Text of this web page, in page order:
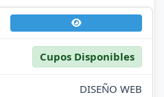
Cupos Disponibles
DISEÑO WEB